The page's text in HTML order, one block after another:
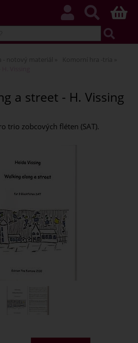
- notový materiál
Komorní hra -tria
a street - H. Vissing
trio zobcových fléten (SAT).